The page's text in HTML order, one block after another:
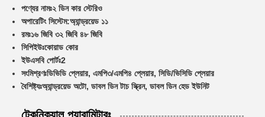
পণ্যের নামঃ২ ডিন কার স্টেরিও
অপারেটিং সিস্টেম:অ্যান্ড্রয়েড ১১
রমঃ১৬ জিবি ৩২ জিবি ৪৮ জিবি
সিপিইউঃকোয়াড কোর
ইউএসবি পোর্টঃ2
সংমিশ্রণঃডিভিডি প্লেয়ার, এমপি৩/এমপি৪ প্লেয়ার, সিডি/ভিসিডি প্লেয়ার
বৈশিষ্ট্যঃঅ্যান্ড্রয়েড অটো, ডাবল ডিন টাচ স্ক্রিন, ডাবল ডিন হেড ইউনিট